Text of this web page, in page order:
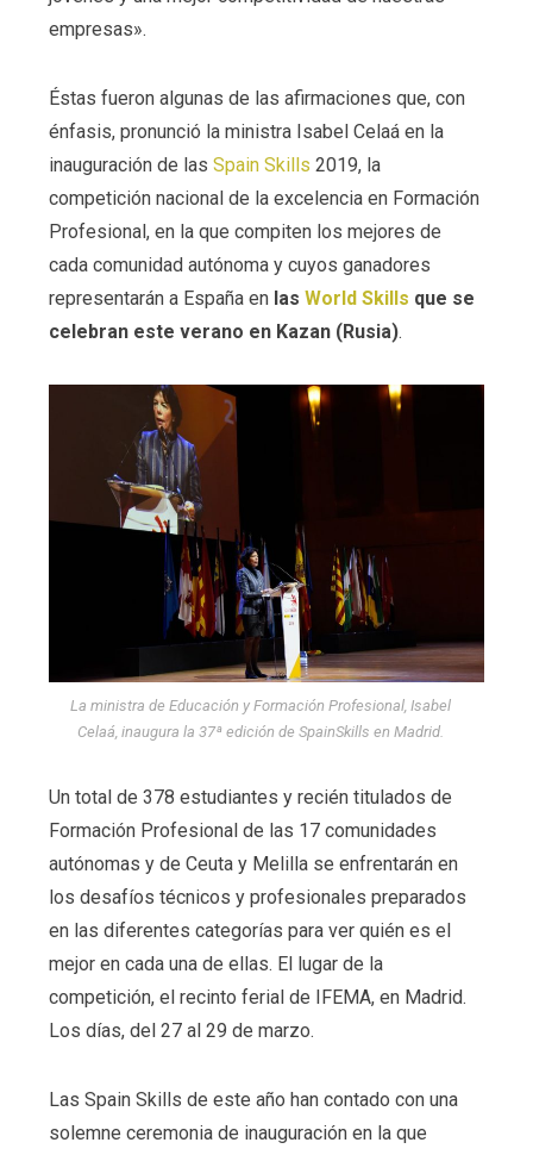
empresas».
Éstas fueron algunas de las afirmaciones que, con
énfasis, pronunció la ministra Isabel Celaá en la
inauguración de las Spain Skills 2019, la
competición nacional de la excelencia en Formación
Profesional, en la que compiten los mejores de
cada comunidad autónoma y cuyos ganadores
representarán a España enlas World Skills que se
celebran este verano en Kazan (Rusia).
La ministra de Educación y Formación Profesional, Isabel
Celaá, inaugura la 37ª edición de SpainSkills en Madrid.
Un total de 378 estudiantes y recién titulados de
Formación Profesional de las 17 comunidades
autónomas y de Ceuta y Melilla se enfrentarán en
los desafíos técnicos y profesionales preparados
en las diferentes categorías para ver quién es el
mejor en cada una de ellas. El lugar de la
competición, el recinto ferial de IFEMA, en Madrid.
Los días, del 27 al 29 de marzo.
Las Spain Skills de este año han contado con una
solemne ceremonia de inauguración en la que